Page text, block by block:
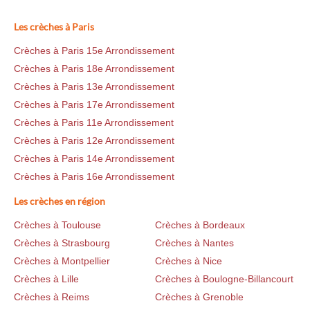
Les crèches à Paris
Crèches à Paris 15e Arrondissement
Crèches à Paris 18e Arrondissement
Crèches à Paris 13e Arrondissement
Crèches à Paris 17e Arrondissement
Crèches à Paris 11e Arrondissement
Crèches à Paris 12e Arrondissement
Crèches à Paris 14e Arrondissement
Crèches à Paris 16e Arrondissement
Les crèches en région
Crèches à Toulouse
Crèches à Bordeaux
Crèches à Strasbourg
Crèches à Nantes
Crèches à Montpellier
Crèches à Nice
Crèches à Lille
Crèches à Boulogne-Billancourt
Crèches à Reims
Crèches à Grenoble